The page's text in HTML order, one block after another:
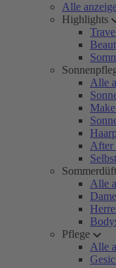
Alle
Highlights
Alle
After
Alle
Pflege
Alle